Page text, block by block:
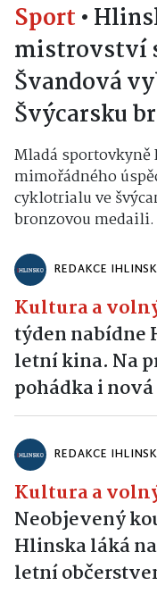
Sport •
mistrovství
Švandová
Švýcarsku
Mladá sportovkyně
mimořádného
cyklotrialu ve
bronzovou medaili.
REDAKCE
Kultura a
týden nabídne
letní kina. Na
pohádka i
REDAKCE
Kultura a
Neobjevený
Hlinska láká
letní